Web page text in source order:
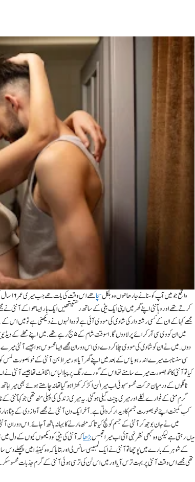
واقع جو میں آپ کو سنانے جا رھا ھوں وہ بلکلسچا
ھے اس
کرتے تھے اور وہآنٹی اپنے گھر میں اپنی ایک بیٹی کے ساتھ رھتیتھیں ایک بار ایسا ھوا کے آنٹی نے
مجھے کہاکے ان کے کسی رشتہ دار کی شادی کی مووی آئی ہے تو وہ انہوں نے دیکھنی ہے تو میں اس کے
میں ان کووی سی آر کرائے پر لا دوں گا.اسوقت شام
دوں.میں نے ان کو شادی کی مووی چلا کردے دی اس دوران مجھے ایسامحسوس ہوا جیسے آنٹی میرے
سی سنسناہٹ میرے اندر ہویاس کےبعد میں اپنے گھر آیا اور میرا ذہن آنٹی کے خوبصورت لمس
کیاتو آنٹی کا خوبصورت میرے سامنے تھا اس کے گورے رنگ پر پیلا لباس اتنا فٹ تھا جیسے آنٹی
ٹانگوں کے درمیان حرکت محسوسہوئی اب میرا لن اکڑ کر کھڑا ہو گیا تھا نہ چاھتے ہوئے بھی
گرم منی کے فوارے نکلے اور میری پینٹ گیلی ہو گئی.یہ میری زندگی کی پہلی مٹھ تھی جو کہآنٹی کے
کب کمبخت اپنےخوبصورت جسم کا دیدار کرواتی ہے. آخر ایک دن آنٹی نے مجھے آواز دی کے بیٹا
میں نے جان بوجھ کر آنٹی کے جسم کو ٹچ کیا تا کہ مٹھ مارنے کا بہانہ ہاتھ آجائے . اس دوران
میںرہتی ہے لیکن وہ کبھی نظر نہی آئی اب میرا تجسسبڑھاکہ آنٹی کی بیٹی کو دیکھوں کیوں کے دل
کے شوہر کے بارے میں پوچھا تو آنٹی نے ایک لمبیسی سانس لی اور بتایا کہ وہ کینیڈا میں
تھی مجھے اس وقت آنٹی پر بہت ترس آیا اور میں اس لن کی ترسی ہوئی آنٹی کے گرم جذبات